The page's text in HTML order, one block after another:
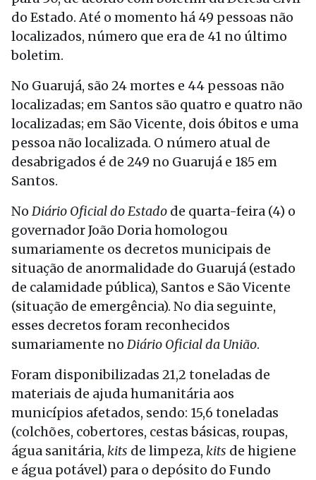
do Estado. Até o momento há 49 pessoas não
localizados, número que era de 41 no último
boletim.
No Guarujá, são 24 mortes e 44 pessoas não
localizadas; em Santos são quatro e quatro não
localizadas; em São Vicente, dois óbitos e uma
pessoa não localizada. O número atual de
desabrigados é de 249 no Guarujá e 185 em
Santos.
No Diário Oficial do Estado de quarta-feira (4) o
governador João Doria homologou
sumariamente os decretos municipais de
situação de anormalidade do Guarujá (estado
de calamidade pública), Santos e São Vicente
(situação de emergência). No dia seguinte,
esses decretos foram reconhecidos
sumariamente no Diário Oficial da União.
Foram disponibilizadas 21,2 toneladas de
materiais de ajuda humanitária aos
municípios afetados, sendo: 15,6 toneladas
(colchões, cobertores, cestas básicas, roupas,
água sanitária, kits de limpeza, kits de higiene
e água potável) para o depósito do Fundo